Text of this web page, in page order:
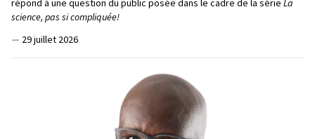
répond à une question du public posée dans le cadre de la série La
science, pas si compliquée!
— 29 juillet 2026